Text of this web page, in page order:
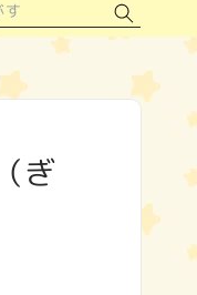
ぎ